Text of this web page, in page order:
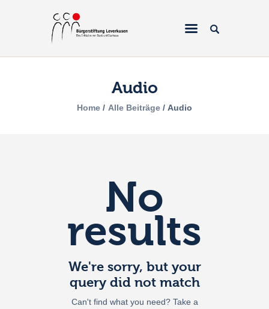
Audio
Home Alle Beiträge Audio
Home
Galerien & Fotos
Förderantrag
Spenden
No
results
We're sorry, but your
query did not match
Can't find what you need? Take a